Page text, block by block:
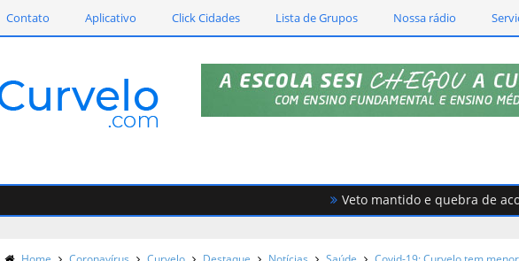
Contato Aplicativo Click Cidades Lista de Grupos Nossa rádio
Veto mantido e quebra de acordo